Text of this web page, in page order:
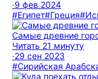
·9 фев 2024
#Египет#Греция
Самые древние
Читать 21 минуту
·29 сен 2023
#Сирийская